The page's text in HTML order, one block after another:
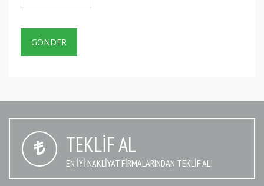
TEKLIF AL
EN IYI NAKLIYAT FIRMALARINDAN TEKLIF AL!